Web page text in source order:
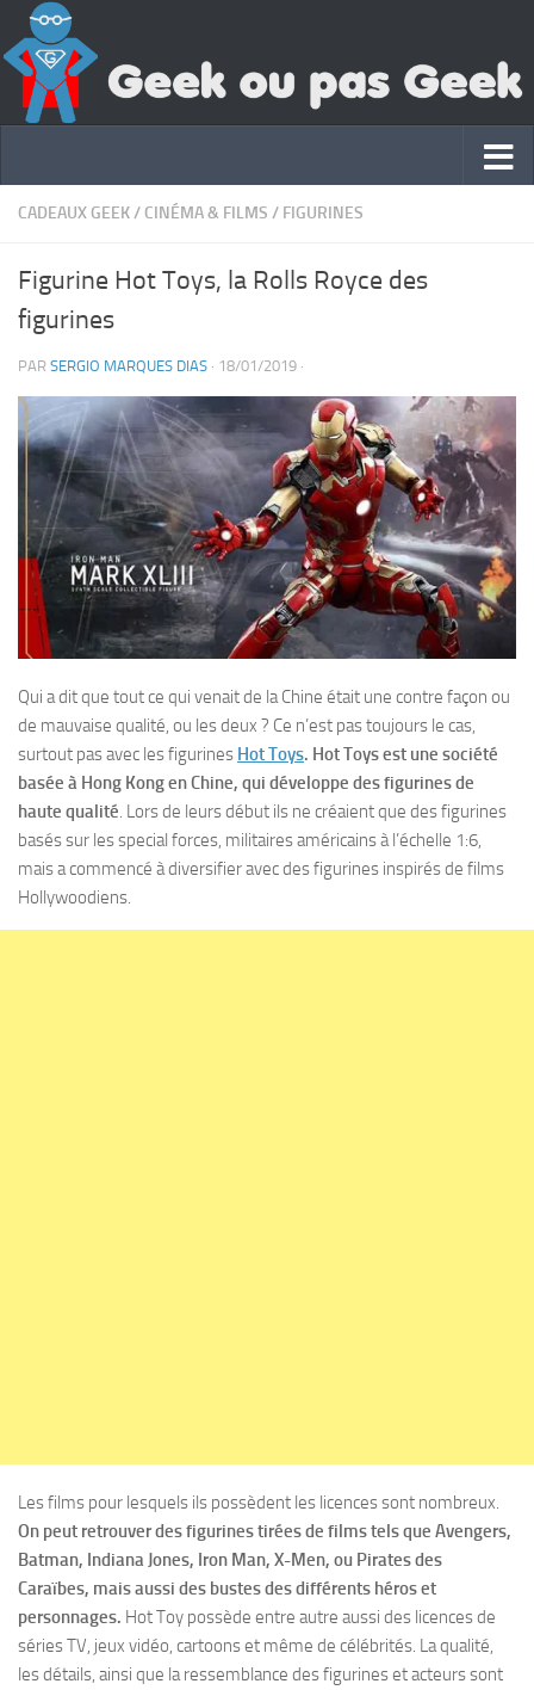
CADEAUX GEEK/ CINÉMA & FILMS / FIGURINES
Figurine Hot Toys, la Rolls Royce des
figurines
PAR SERGIO MARQUES DIAS · 18/01/2019 ·
Qui a dit que tout ce qui venait de la Chine était une contre façon ou
de mauvaise qualité, ou les deux ? Ce n’est pas toujours le cas,
surtout pas avec les figurines Hot Toys. Hot Toys est une société
basée à Hong Kong en Chine, qui développe des figurines de
haute qualité . Lors de leurs début ils ne créaient que des figurines
basés sur les special forces, militaires américains à l’échelle 1:6,
mais a commencé à diversifier avec des figurines inspirés de films
Hollywoodiens.
Les films pour lesquels ils possèdent les licences sont nombreux.
On peut retrouver des figurines tirées de films tels que Avengers,
Batman, Indiana Jones, Iron Man, X-Men, ou Pirates des
Caraïbes, mais aussi des bustes des différents héros et
personnages. Hot Toy possède entre autre aussi des licences de
séries TV, jeux vidéo, cartoons et même de célébrités. La qualité,
les détails, ainsi que la ressemblance des figurines et acteurs sont